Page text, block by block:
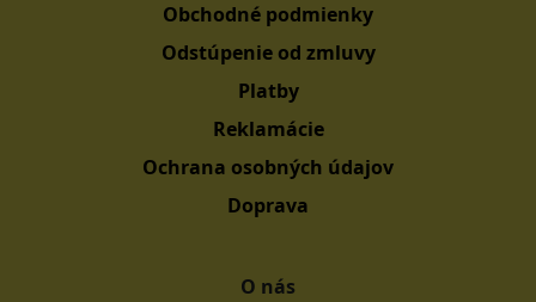
Obchodné podmienky
Odstúpenie od zmluvy
Platby
Reklamácie
Ochrana osobných údajov
Doprava
O nás